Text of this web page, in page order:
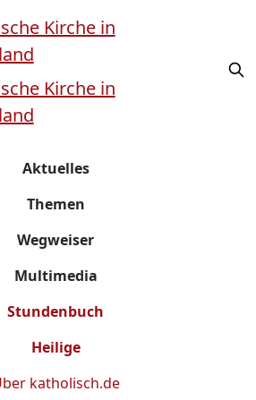
Aktuelles
Themen
Wegweiser
Multimedia
Stundenbuch
Heilige
katholisch.de